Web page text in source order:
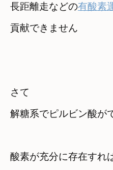
長距離走などの有酸素
貢献できません
さて
解糖系でピルビン酸が
酸素が充分に存在すれ